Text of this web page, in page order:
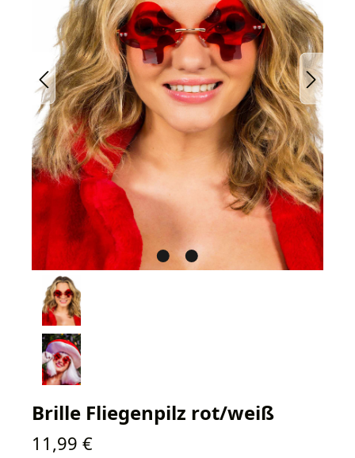
Brille Fliegenpilz rot/weiß
Regulärer Preis:
11,99 €